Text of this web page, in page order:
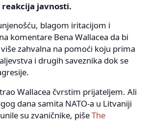
javnosti.
blagom iritacijom i
komentare Bena Wallacea da bi
zahvalna na pomoći koju prima
i drugih saveznika dok se
Wallacea čvrstim prijateljem. Ali
dana samita NATO-a u Litvaniji
su zvaničnike, pišeThe